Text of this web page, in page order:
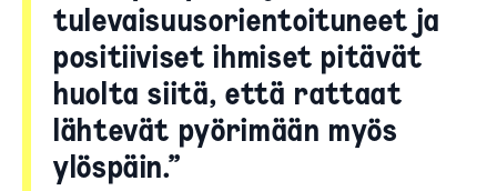
tulevaisuusorientoituneet ja
positiiviset ihmiset pitävät
huolta siitä, että rattaat
lähtevät pyörimään myös
ylöspäin.”